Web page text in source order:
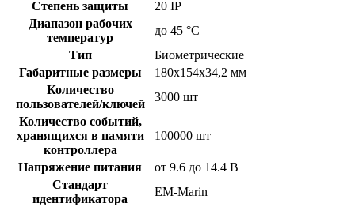
Степень защиты
20 IP
Диапазон рабочих
температур
до 45 °С
Тип
Биометрические
Габаритные размеры
180x154x34,2 мм
Количество
пользователей/ключей
3000 шт
Количество событий,
хранящихся в памяти
контроллера
100000 шт
Напряжение питания
от 9.6 до 14.4 В
Стандарт
идентификатора
EM-Marin